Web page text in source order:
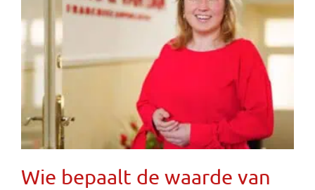
Wie bepaalt de waarde van